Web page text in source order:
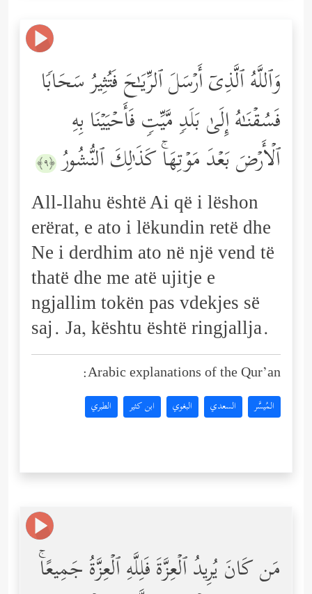
وَٱللَّهُ ٱلَّذِیۤ أَرۡسَلَ ٱلرِّیَـٰحَ فَتُثِیرُ سَحَابࣰا
فَسُقۡنَـٰهُ إِلَىٰ بَلَدࣲ مَّیِّتࣲ فَأَحۡیَیۡنَا بِهِ
ٱلۡأَرۡضَ بَعۡدَ مَوۡتِهَاۚ كَذَ ٰ⁠لِكَ ٱلنُّشُورُ ﴿٩﴾
All-llahu është Ai që i lëshon
erërat, e ato i lëkundin retë dhe
Ne i derdhim ato në një vend të
thatë dhe me atë ujitje e
ngjallim tokën pas vdekjes së
saj. Ja, kështu është ringjallja.
Arabic explanations of the Qur’an:
المُيسَّر السعدي البغوي ابن كثير الطبري
مَن كَانَ یُرِیدُ ٱلۡعِزَّةَ فَلِلَّهِ ٱلۡعِزَّةُ جَمِیعًاۚ